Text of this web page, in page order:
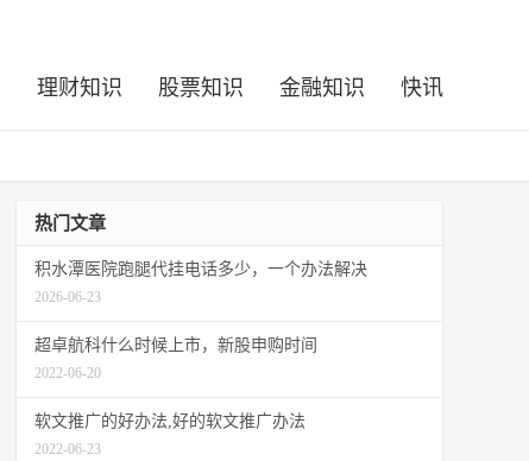
理财知识 股票知识 金融知识 快讯
热门文章
积水潭医院跑腿代挂电话多少，一个办法解决
2026-06-23
超卓航科什么时候上市，新股申购时间
2022-06-20
软文推广的好办法,好的软文推广办法
2022-06-23